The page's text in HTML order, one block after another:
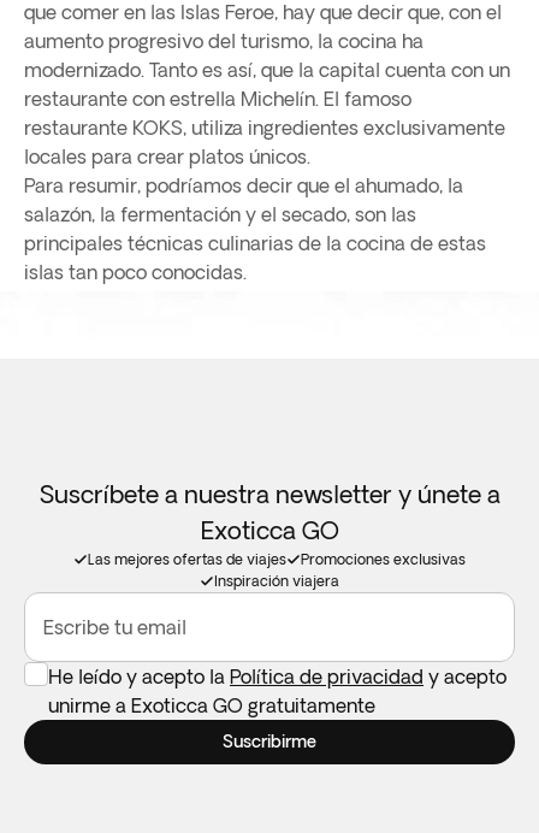
que comer en las Islas Feroe, hay que decir que, con el
aumento progresivo del turismo, la cocina ha
modernizado. Tanto es así, que la capital cuenta con un
restaurante con estrella Michelín. El famoso
restaurante KOKS, utiliza ingredientes exclusivamente
locales para crear platos únicos.
Para resumir, podríamos decir que el ahumado, la
salazón, la fermentación y el secado, son las
principales técnicas culinarias de la cocina de estas
islas tan poco conocidas.
Suscríbete a nuestra newsletter y únete a
Exoticca GO
Las mejores ofertas de viajes
Promociones exclusivas
Inspiración viajera
Escribe tu email
He leído y acepto la Política de privacidad y acepto
unirme a Exoticca GO gratuitamente
Suscribirme